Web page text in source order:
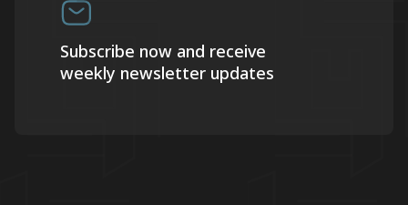
Subscribe now and receive
weekly newsletter updates